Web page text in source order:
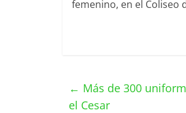
femenino, en el Coliseo
← Más de 300
el Cesar